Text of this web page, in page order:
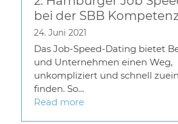
bei der SBB
24. Juni 2021
Das Job-Speed-Dating bietet
und Unternehmen einen Weg,
unkompliziert und schnell
finden. So…
Read more